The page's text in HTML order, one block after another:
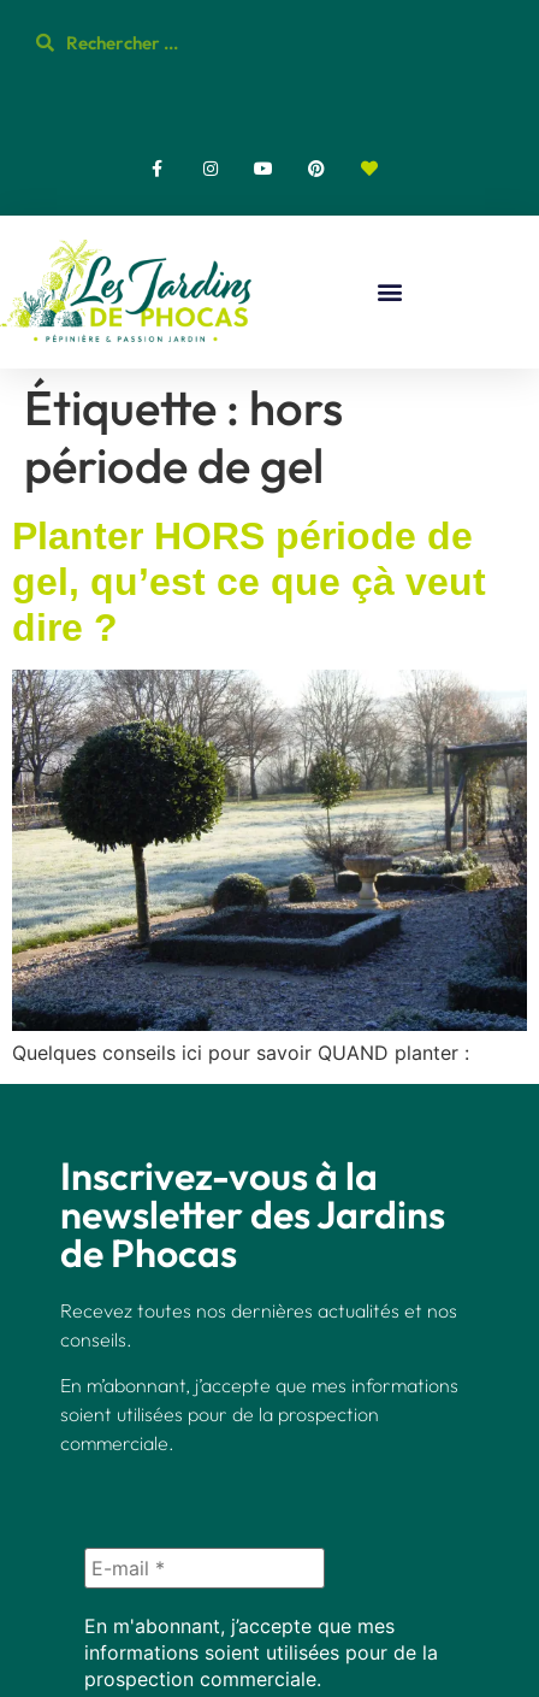
Étiquette : hors
période de gel
Planter HORS période de
gel, qu’est ce que çà veut
dire ?
Quelques conseils ici pour savoir QUAND planter :
Inscrivez-vous à la
newsletter des Jardins
de Phocas
Recevez toutes nos dernières actualités et nos
conseils.
En m’abonnant, j’accepte que mes informations
soient utilisées pour de la prospection
commerciale.
En m'abonnant, j’accepte que mes
informations soient utilisées pour de la
prospection commerciale.